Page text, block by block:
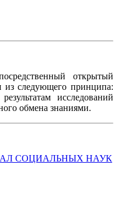
открытый
из следующего принципа:
исследований
обмена знаниями.